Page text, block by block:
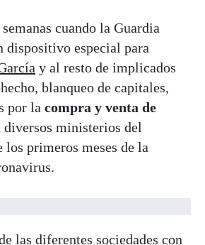
semanas cuando la Guardia
dispositivo especial para
y al resto de implicados
blanqueo de capitales,
por la compra y venta de
diversos ministerios del
los primeros meses de la
las diferentes sociedades con